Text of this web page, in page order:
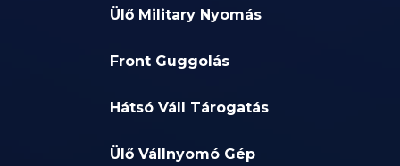
Ülő Military Nyomás
Front Guggolás
Hátsó Váll Tárogatás
Ülő Vállnyomó Gép